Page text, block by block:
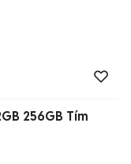
256GB Tím